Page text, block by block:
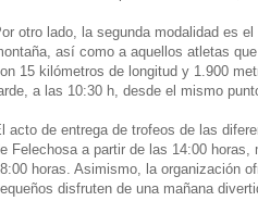
otro lado, la segunda modalidad es
así como a aquellos atletas
15 kilómetros de longitud y 1.900
a las 10:30 h, desde el mismo
acto de entrega de trofeos de las
Felechosa a partir de las 14:00
horas. Asimismo, la organización
disfruten de una mañana